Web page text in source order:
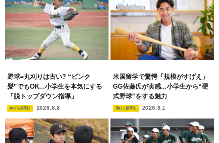
野球=丸刈りは古い? “ピンク
髪”でもOK...小学生を本気にする
「脱トップダウン指導」
伸びる指導法 2026.8.8
米国留学で驚愕「規模がすげえ」
GG佐藤氏が実感...小学生から“硬
式野球”をする魅力
伸びる指導法 2026.6.1